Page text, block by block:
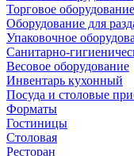
Торговое оборудование
Оборудование для
Упаковочное
Санитарно-
Весовое оборудование
Инвентарь кухонный
Посуда и столовые
Форматы
Гостиницы
Столовая
Ресторан